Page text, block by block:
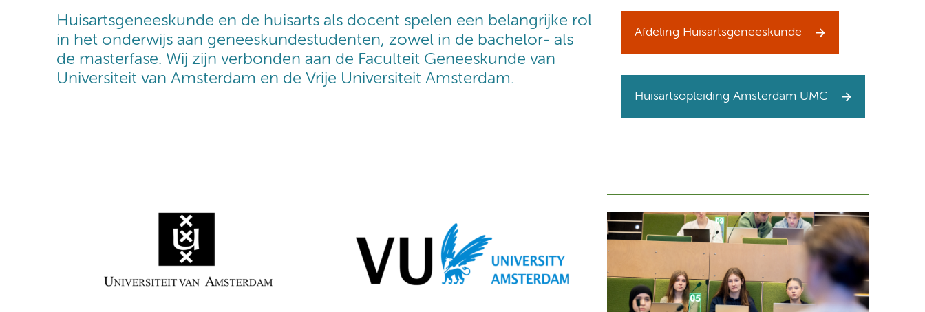
Huisartsgeneeskunde en de huisarts als docent spelen een belangrijke rol
in het onderwijs aan geneeskundestudenten, zowel in de bachelor- als
de masterfase. Wij zijn verbonden aan de Faculteit Geneeskunde van
Universiteit van Amsterdam en de Vrije Universiteit Amsterdam.
Afdeling Huisartsgeneeskunde
Huisartsopleiding Amsterdam UMC